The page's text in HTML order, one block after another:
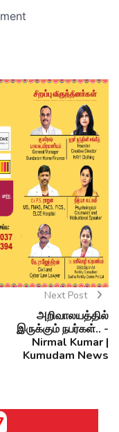
Next Post
அறிவாலயத்தில்
இருக்கும் நபர்கள்.. -
Nirmal Kumar |
Kumudam News